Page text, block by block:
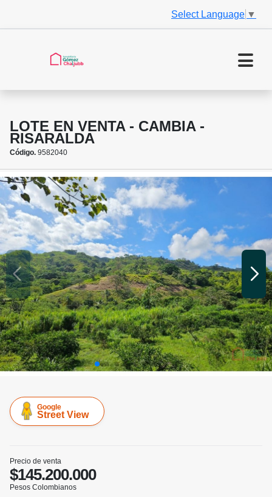
Select Language ▼
LOTE EN VENTA - CAMBIA -
RISARALDA
Código. 9582040
Google
Street View
Precio de venta
$145.200.000
Pesos Colombianos